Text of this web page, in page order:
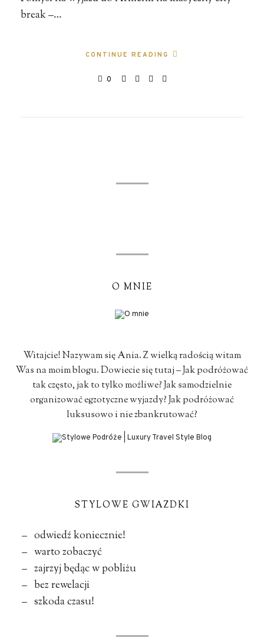
break –…
CONTINUE READING
0
O MNIE
Witajcie! Nazywam się Ania. Z wielką radością witam
Was na moim blogu. Dowiecie się tutaj – Jak podróżować
tak często, jak to tylko możliwe? Jak samodzielnie
organizować egzotyczne wyjazdy? Jak podróżować
luksusowo i nie zbankrutować?
STYLOWE GWIAZDKI
– odwiedź koniecznie!
– warto zobaczyć
– zajrzyj będąc w pobliżu
– bez rewelacji
– szkoda czasu!